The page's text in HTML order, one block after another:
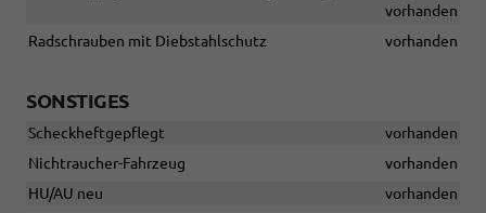
vorhanden
Radschrauben mit Diebstahlschutz
vorhanden
SONSTIGES
Scheckheftgepflegt
vorhanden
Nichtraucher-Fahrzeug
vorhanden
HU/AU neu
vorhanden